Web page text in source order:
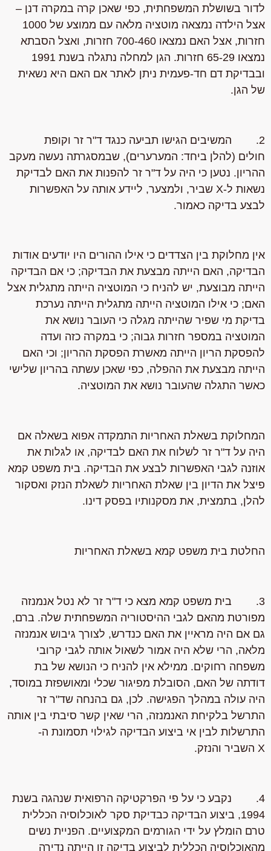
לדור בשושלת המשפחתית, כפי שאכן קרה במקרה דנן –
אצל הילדה נמצאה מוטציה מלאה עם ממוצע של 1000
חזרות, אצל האם נמצאו 700-460 חזרות, ואצל הסבתא
נמצאו 65-29 חזרות. הגן למחלה נתגלה בשנת 1991
ובבדיקת דם חד-פעמית ניתן לאתר אם האם היא נשאית
של הגן.
2. המשיבים הגישו תביעה כנגד ד"ר זר וקופת
חולים (להלן ביחד: המערערים), שבמסגרתה נעשה מעקב
ההריון. נטען כי היה על ד"ר זר להפנות את האם לבדיקת
נשאות ל-X שביר, ולמצער, ליידע אותה על האפשרות
לבצע בדיקה כאמור.
אין מחלוקת בין הצדדים כי אילו ההורים היו יודעים אודות
הבדיקה, האם הייתה מבצעת את הבדיקה; כי אם הבדיקה
הייתה מבוצעת, יש להניח כי המוטציה הייתה מתגלית אצל
האם; כי אילו המוטציה הייתה מתגלית הייתה נערכת
בדיקת מי שפיר שהייתה מגלה כי העובר נושא את
המוטציה במספר חזרות גבוה; כי במקרה כזה ועדה
להפסקת הריון הייתה מאשרת הפסקת ההריון; וכי האם
הייתה מבצעת את ההפלה, כפי שאכן עשתה בהריון שלישי
כאשר התגלה שהעובר נושא את המוטציה.
המחלוקת בשאלת האחריות התמקדה אפוא בשאלה אם
היה על ד"ר זר לשלוח את האם לבדיקה, או לגלות את
אוזנה לגבי האפשרות לבצע את הבדיקה. בית משפט קמא
פיצל את הדיון בין שאלת האחריות לשאלת הנזק ואסקור
להלן, בתמצית, את מסקנותיו בפסק דינו.
החלטת בית משפט קמא בשאלת האחריות
3. בית משפט קמא מצא כי ד"ר זר לא נטל אנמנזה
מפורטת מהאם לגבי ההיסטוריה המשפחתית שלה. ברם,
גם אם היה מראיין את האם כנדרש, לצורך גיבוש אנמנזה
מלאה, הרי שלא היה אמור לשאול אותה לגבי קרובי
משפחה רחוקים. ממילא אין להניח כי הנושא של בת
דודתה של האם, הסובלת מפיגור שכלי ומאושפזת במוסד,
היה עולה במהלך הפגישה. לכן, גם בהנחה שד"ר זר
התרשל בלקיחת האנמנזה, הרי שאין קשר סיבתי בין אותה
התרשלות לבין אי ביצוע הבדיקה לגילוי תסמונת ה-
X השביר והנזק.
4. נקבע כי על פי הפרקטיקה הרפואית שנהגה בשנת
1994, ביצוע הבדיקה כבדיקת סקר לאוכלוסיה הכללית
טרם הומלץ על ידי הגורמים המקצועיים. הפניית נשים
מהאוכלוסיה הכללית לביצוע בדיקה זו הייתה נדירה